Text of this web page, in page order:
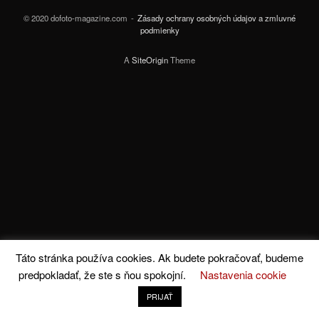
© 2020 dofoto-magazine.com
Zásady ochrany osobných údajov a zmluvné
podmienky
A SiteOriginTheme
Táto stránka používa cookies. Ak budete pokračovať, budeme
predpokladať, že ste s ňou spokojní.
Nastavenia cookie
PRIJAŤ